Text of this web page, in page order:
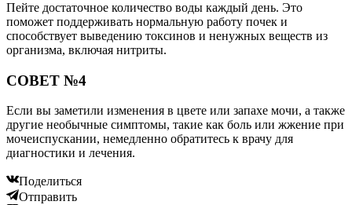
Пейте достаточное количество воды каждый день. Это
поможет поддерживать нормальную работу почек и
способствует выведению токсинов и ненужных веществ из
организма, включая нитриты.
СОВЕТ №4
Если вы заметили изменения в цвете или запахе мочи, а также
другие необычные симптомы, такие как боль или жжение при
мочеиспускании, немедленно обратитесь к врачу для
диагностики и лечения.
Поделиться
Отправить